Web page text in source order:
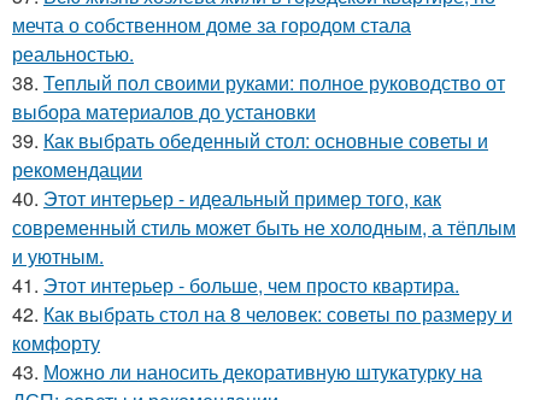
мечта о собственном доме за городом стала
реальностью.
38. Теплый пол своими руками: полное руководство от
выбора материалов до установки
39. Как выбрать обеденный стол: основные советы и
рекомендации
40. Этот интерьер - идеальный пример того, как
современный стиль может быть не холодным, а тёплым
и уютным.
41. Этот интерьер - больше, чем просто квартира.
42. Как выбрать стол на 8 человек: советы по размеру и
комфорту
43. Можно ли наносить декоративную штукатурку на